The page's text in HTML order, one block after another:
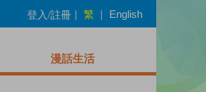
登入/註冊 | 繁 | English
漫話生活